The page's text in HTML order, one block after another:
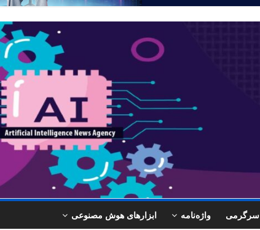
سرگرمی واژه‌نامه ابزارهای هوش مصنوعی